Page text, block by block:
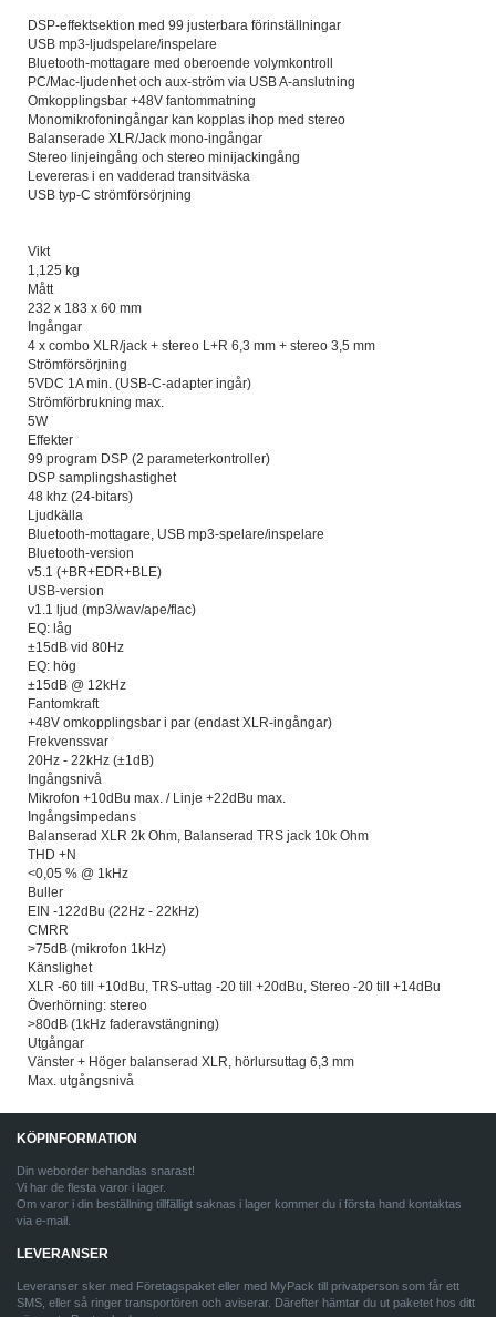
DSP-effektsektion med 99 justerbara förinställningar
USB mp3-ljudspelare/inspelare
Bluetooth-mottagare med oberoende volymkontroll
PC/Mac-ljudenhet och aux-ström via USB A-anslutning
Omkopplingsbar +48V fantommatning
Monomikrofoningångar kan kopplas ihop med stereo
Balanserade XLR/Jack mono-ingångar
Stereo linjeingång och stereo minijackingång
Levereras i en vadderad transitväska
USB typ-C strömförsörjning
Vikt
1,125 kg
Mått
232 x 183 x 60 mm
Ingångar
4 x combo XLR/jack + stereo L+R 6,3 mm + stereo 3,5 mm
Strömförsörjning
5VDC 1A min. (USB-C-adapter ingår)
Strömförbrukning max.
5W
Effekter
99 program DSP (2 parameterkontroller)
DSP samplingshastighet
48 khz (24-bitars)
Ljudkälla
Bluetooth-mottagare, USB mp3-spelare/inspelare
Bluetooth-version
v5.1 (+BR+EDR+BLE)
USB-version
v1.1 ljud (mp3/wav/ape/flac)
EQ: låg
±15dB vid 80Hz
EQ: hög
±15dB @ 12kHz
Fantomkraft
+48V omkopplingsbar i par (endast XLR-ingångar)
Frekvenssvar
20Hz - 22kHz (±1dB)
Ingångsnivå
Mikrofon +10dBu max. / Linje +22dBu max.
Ingångsimpedans
Balanserad XLR 2k Ohm, Balanserad TRS jack 10k Ohm
THD +N
<0,05 % @ 1kHz
Buller
EIN -122dBu (22Hz - 22kHz)
CMRR
>75dB (mikrofon 1kHz)
Känslighet
XLR -60 till +10dBu, TRS-uttag -20 till +20dBu, Stereo -20 till +14dBu
Överhörning: stereo
>80dB (1kHz faderavstängning)
Utgångar
Vänster + Höger balanserad XLR, hörlursuttag 6,3 mm
Max. utgångsnivå
KÖPINFORMATION
Din weborder behandlas snarast!
Vi har de flesta varor i lager.
Om varor i din beställning tillfälligt saknas i lager kommer du i första hand kontaktas
via e-mail.
LEVERANSER
Leveranser sker med Företagspaket eller med MyPack till privatperson som får ett
SMS, eller så ringer transportören och aviserar. Därefter hämtar du ut paketet hos ditt